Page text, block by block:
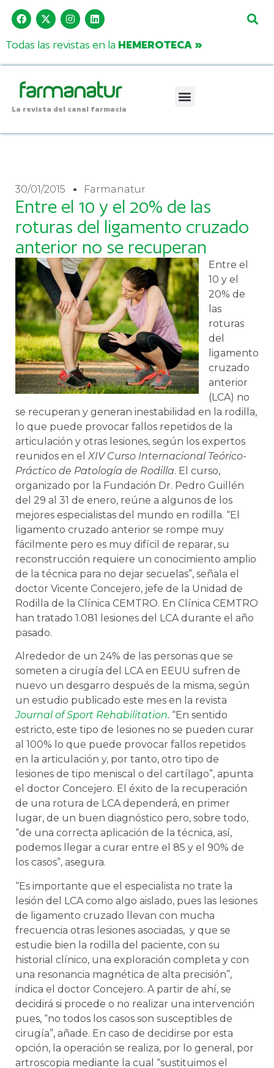
Todas las revistas en la HEMEROTECA »
La revista del canal farmacia
30/01/2015 Farmanatur
Entre el 10 y el 20% de las
roturas del ligamento cruzado
anterior no se recuperan
Entre el
10 y el
20% de
las
roturas
del
ligamento
cruzado
anterior
(LCA) no
se recuperan y generan inestabilidad en la rodilla,
lo que puede provocar fallos repetidos de la
articulación y otras lesiones, según los expertos
reunidos en el XIV Curso Internacional Teórico-
Práctico de Patología de Rodilla. El curso,
organizado por la Fundación Dr. Pedro Guillén
del 29 al 31 de enero, reúne a algunos de los
mejores especialistas del mundo en rodilla. “El
ligamento cruzado anterior se rompe muy
fácilmente pero es muy difícil de reparar, su
reconstrucción requiere un conocimiento amplio
de la técnica para no dejar secuelas”, señala el
doctor Vicente Concejero, jefe de la Unidad de
Rodilla de la Clínica CEMTRO. En Clínica CEMTRO
han tratado 1.081 lesiones del LCA durante el año
pasado.
Alrededor de un 24% de las personas que se
someten a cirugía del LCA en EEUU sufren de
nuevo un desgarro después de la misma, según
un estudio publicado este mes en la revista
Journal of Sport Rehabilitation. “En sentido
estricto, este tipo de lesiones no se pueden curar
al 100% lo que puede provocar fallos repetidos
en la articulación y, por tanto, otro tipo de
lesiones de tipo meniscal o del cartílago”, apunta
el doctor Concejero. El éxito de la recuperación
de una rotura de LCA dependerá, en primer
lugar, de un buen diagnóstico pero, sobre todo,
“de una correcta aplicación de la técnica, así,
podemos llegar a curar entre el 85 y el 90% de
los casos”, asegura.
“Es importante que el especialista no trate la
lesión del LCA como algo aislado, pues las lesiones
de ligamento cruzado llevan con mucha
frecuencia otras lesiones asociadas, y que se
estudie bien la rodilla del paciente, con su
historial clínico, una exploración completa y con
una resonancia magnética de alta precisión”,
indica el doctor Concejero. A partir de ahí, se
decidirá si procede o no realizar una intervención
pues, “no todos los casos son susceptibles de
cirugía”, añade. En caso de decidirse por esta
opción, la operación se realiza, por lo general, por
artroscopia mediante la cual “sustituimos el